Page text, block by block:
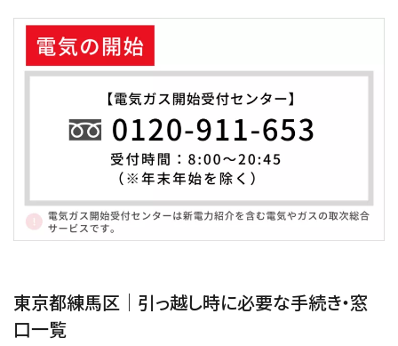
東京都練馬区｜引っ越し時に必要な手続き・窓
口一覧